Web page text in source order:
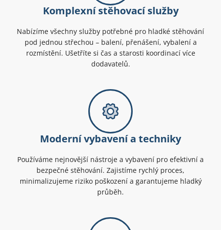
Komplexní stěhovací služby
Nabízíme všechny služby potřebné pro hladké stěhování
pod jednou střechou – balení, přenášení, vybalení a
rozmístění. Ušetříte si čas a starosti koordinací více
dodavatelů.
Moderní vybavení a techniky
Používáme nejnovější nástroje a vybavení pro efektivní a
bezpečné stěhování. Zajistíme rychlý proces,
minimalizujeme riziko poškození a garantujeme hladký
průběh.